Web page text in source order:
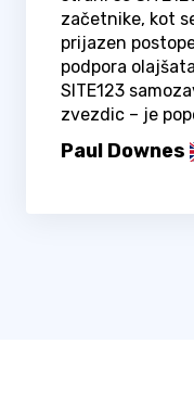
začetnike, kot
prijazen
podpora
SITE123
zvezdic – je
Paul Downes